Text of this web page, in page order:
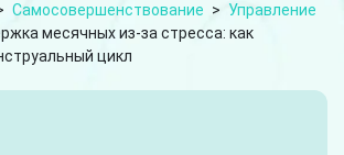
Самосовершенствование > Управление
месячных из-за стресса: как
цикл